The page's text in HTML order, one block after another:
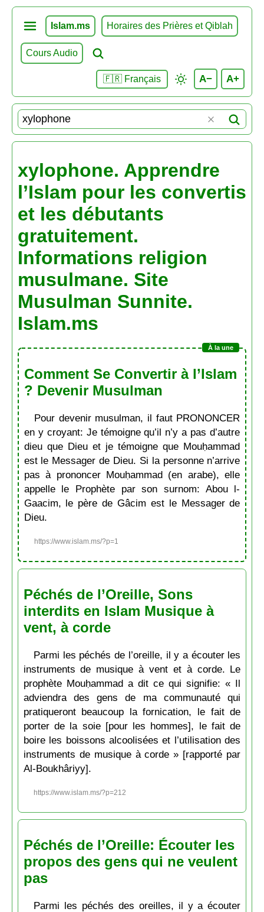
Islam.ms Horaires des Prières et Qiblah
Cours Audio
🇫🇷 Français A− A+
xylophone. Apprendre
l’Islam pour les convertis
et les débutants
gratuitement.
Informations religion
musulmane. Site
Musulman Sunnite.
Islam.ms
Comment Se Convertir à l’Islam
? Devenir Musulman
Pour devenir musulman, il faut PRONONCER
en y croyant: Je témoigne qu’il n’y a pas d’autre
dieu que Dieu et je témoigne que Mouḥammad
est le Messager de Dieu. Si la personne n’arrive
pas à prononcer Mouḥammad (en arabe), elle
appelle le Prophète par son surnom: Abou l-
Gaacim, le père de Gâcim est le Messager de
Dieu.
https://www.islam.ms/?p=1
Péchés de l’Oreille, Sons
interdits en Islam Musique à
vent, à corde
Parmi les péchés de l’oreille, il y a écouter les
instruments de musique à vent et à corde. Le
prophète Mouḥammad a dit ce qui signifie: « Il
adviendra des gens de ma communauté qui
pratiqueront beaucoup la fornication, le fait de
porter de la soie [pour les hommes], le fait de
boire les boissons alcoolisées et l’utilisation des
instruments de musique à corde » [rapporté par
Al-Boukhâriyy].
https://www.islam.ms/?p=212
Péchés de l’Oreille: Écouter les
propos des gens qui ne veulent
pas
Parmi les péchés des oreilles, il y a écouter